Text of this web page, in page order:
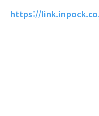
https://